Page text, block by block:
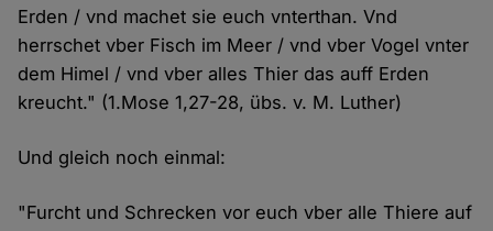
Erden / vnd machet sie euch vnterthan. Vnd
herrschet vber Fisch im Meer / vnd vber Vogel vnter
dem Himel / vnd vber alles Thier das auff Erden
kreucht." (1.Mose 1,27-28, übs. v. M. Luther)
Und gleich noch einmal:
"Furcht und Schrecken vor euch vber alle Thiere auf